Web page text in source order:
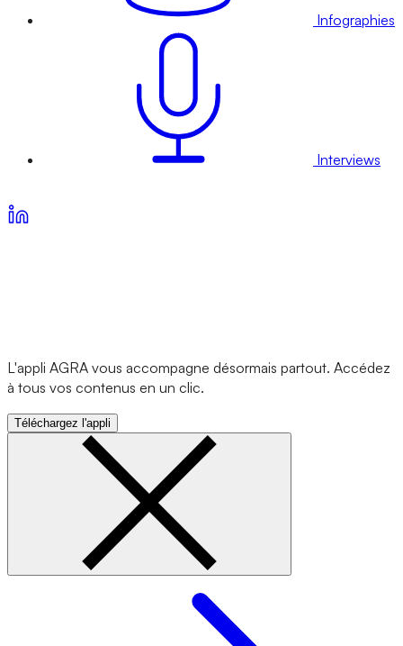
Infographies
Interviews
L'appli AGRA vous accompagne désormais partout. Accédez
à tous vos contenus en un clic.
Téléchargez l'appli